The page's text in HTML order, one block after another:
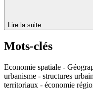
Lire la suite
Mots-clés
Economie spatiale -
urbanisme - structures
territoriaux - économie